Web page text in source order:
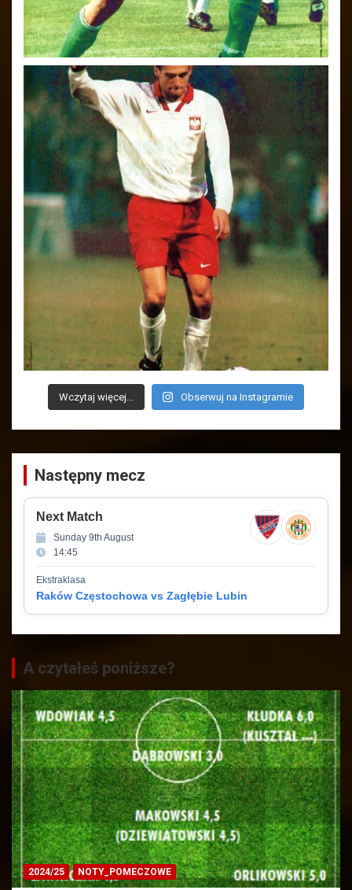
Wczytaj więcej... Obserwuj na Instagramie
Następny mecz
Next Match
Sunday 9th August
14:45
Ekstraklasa
Raków Częstochowa vs Zagłębie Lubin
A czytałeś poniższe?
2024/25 NOTY_POMECZOWE